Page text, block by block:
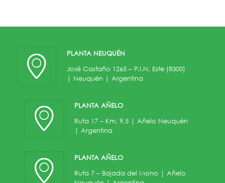
PLANTA NEUQUÉN
José Castaño 1265 – P.I.N. Este (8300)
| Neuquén | Argentina
PLANTA AÑELO
Ruta 17 – Km. 9,5 | Añelo Neuquén
| Argentina
PLANTA AÑELO
Ruta 7 – Bajada del Mono | Añelo